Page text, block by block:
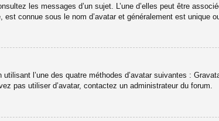
les messages d’un sujet. L’une d’elles peut être
connue sous le nom d’avatar et généralement est unique
l’une des quatre méthodes d’avatar suivantes :
pas utiliser d’avatar, contactez un administrateur du forum.